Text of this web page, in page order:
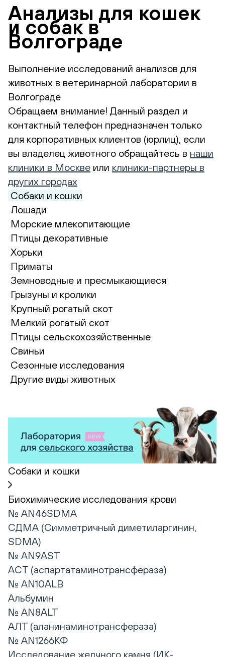
Анализы для кошек
и собак в
Волгограде
Выполнение исследований анализов для
животных в ветеринарной лаборатории в
Волгограде
Обращаем внимание! Данный раздел и
контактный телефон предназначен только
для корпоративных клиентов (юрлиц), если
вы владелец животного обращайтесь в наши
клиники в Москве или клиники-партнеры в
других городах
Собаки и кошки
Лошади
Морские млекопитающие
Птицы декоративные
Хорьки
Приматы
Земноводные и пресмыкающиеся
Грызуны и кролики
Крупный рогатый скот
Мелкий рогатый скот
Птицы сельскохозяйственные
Свиньи
Сезонные исследования
Другие виды животных
Собаки и кошки
Биохимические исследования крови
№ AN46SDMA
СДМА (Симметричный диметиларгинин,
SDMA)
№ AN9AST
АСТ (аспартатаминотрансфераза)
№ AN10ALB
Альбумин
№ AN8ALT
АЛТ (аланинаминотрансфераза)
№ AN1266КФ
Исследование желчного камня (ИК-